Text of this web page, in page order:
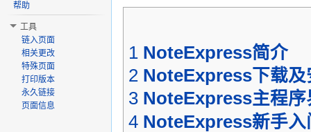
1 NoteExpress简介
2 NoteExpress下载及
3 NoteExpress主程序
4 NoteExpress新手入
帮助
工具
链入页面
相关更改
特殊页面
打印版本
永久链接
页面信息